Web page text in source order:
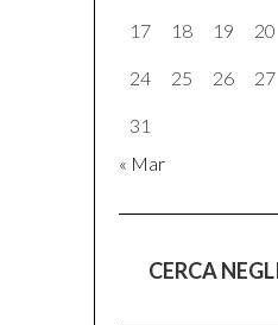
17 18 19 20
24 25 26 27
31
« Mar
CERCA